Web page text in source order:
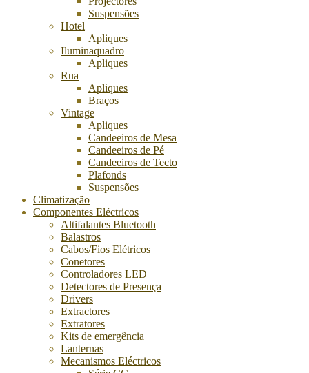
Suspensões
Hotel
Apliques
Iluminaquadro
Apliques
Rua
Apliques
Braços
Vintage
Apliques
Candeeiros de Mesa
Candeeiros de Pé
Candeeiros de Tecto
Plafonds
Suspensões
Climatização
Componentes Eléctricos
Altifalantes Bluetooth
Balastros
Cabos/Fios Elétricos
Conetores
Controladores LED
Detectores de Presença
Drivers
Extractores
Extratores
Kits de emergência
Lanternas
Mecanismos Eléctricos